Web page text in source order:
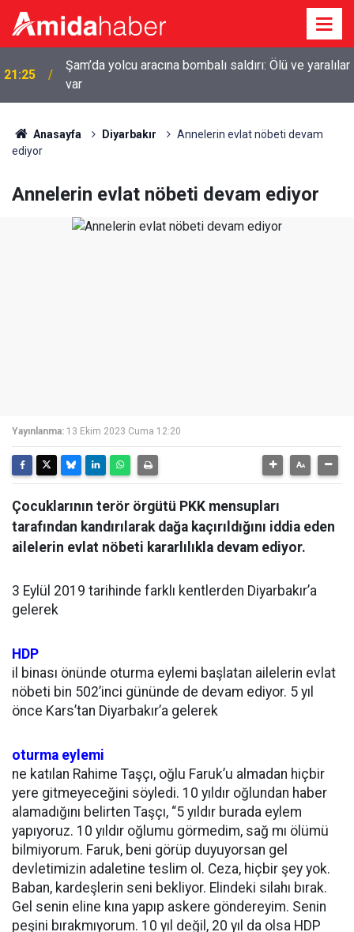
20:44 Diyarbakır’da sulama kanalına giren genç boğuldu
Anasayfa Diyarbakır
Annelerin evlat nöbeti devam
ediyor
Annelerin evlat nöbeti devam ediyor
Yayınlanma: 13 Ekim 2023 Cuma 12:20
Çocuklarının terör örgütü PKK mensupları
tarafından kandırılarak dağa kaçırıldığını iddia eden
ailelerin evlat nöbeti kararlılıkla devam ediyor.
3 Eylül 2019 tarihinde farklı kentlerden Diyarbakır’a
gelerek
HDP
il binası önünde oturma eylemi başlatan ailelerin evlat
nöbeti bin 502’inci gününde de devam ediyor. 5 yıl
önce Kars’tan Diyarbakır’a gelerek
oturma eylemi
ne katılan Rahime Taşçı, oğlu Faruk’u almadan hiçbir
yere gitmeyeceğini söyledi. 10 yıldır oğlundan haber
alamadığını belirten Taşçı, “5 yıldır burada eylem
yapıyoruz. 10 yıldır oğlumu görmedim, sağ mı ölümü
bilmiyorum. Faruk, beni görüp duyuyorsan gel
devletimizin adaletine teslim ol. Ceza, hiçbir şey yok.
Baban, kardeşlerin seni bekliyor. Elindeki silahı bırak.
Gel senin eline kına yapıp askere göndereyim. Senin
peşini bırakmıyorum. 10 yıl değil, 20 yıl da olsa HDP